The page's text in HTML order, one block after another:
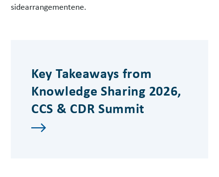
sidearrangementene.
Key Takeaways from
Knowledge Sharing 2026,
CCS & CDR Summit